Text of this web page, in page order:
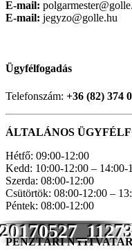
E-mail:
E-mail: jegyzo@golle.hu
Ügyfélfogadás
Telefonszám: +36 (82) 374
ÁLTALÁNOS
Hétfő: 09:00-12:00
Kedd: 10:00-12:00 – 14:00-
Szerda: 08:00-12:00
Csütörtök: 08:00-12:00 –
Péntek: 08:00-12:00
PÉNZTÁRI